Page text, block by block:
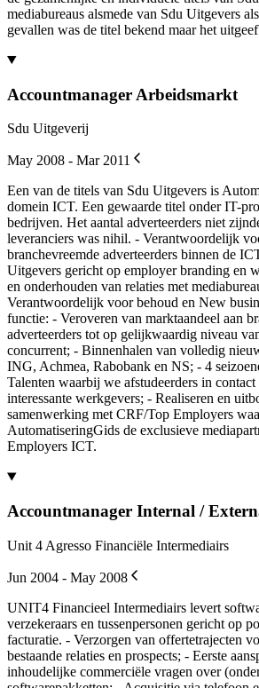
mediabureaus alsmede van Sdu Uitgevers
gevallen was de titel bekend maar het
Accountmanager Arbeidsmarkt
Sdu Uitgeverij
May 2008 - Mar 2011
Een van de titels van Sdu Uitgevers is
domein ICT. Een gewaarde titel onder IT-
bedrijven. Het aantal adverteerders niet
leveranciers was nihil. - Verantwoordelijk
branchevreemde adverteerders binnen de
Uitgevers gericht op employer branding en
en onderhouden van relaties met
Verantwoordelijk voor behoud en New
functie: - Veroveren van marktaandeel aan
adverteerders tot op gelijkwaardig niveau
concurrent; - Binnenhalen van volledig
ING, Achmea, Rabobank en NS; - 4
Talenten waarbij we afstudeerders in contact
interessante werkgevers; - Realiseren en
samenwerking met CRF/Top Employers
AutomatiseringGids de exclusieve
Employers ICT.
Accountmanager Internal /
Unit 4 Agresso Financiële Intermediairs
Jun 2004 - May 2008
UNIT4 Financieel Intermediairs levert
verzekeraars en tussenpersonen gericht op
facturatie. - Verzorgen van offertetrajecten
bestaande relaties en prospects; - Eerste
inhoudelijke commerciële vragen over